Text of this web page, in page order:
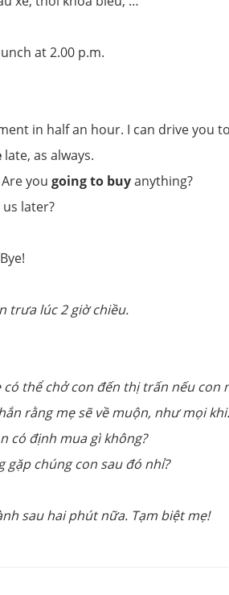
at 2.00 p.m.
in half an hour. I can drive you
late, as always.
you going to buyanything?
later?
trưa lúc 2 giờ chiều.
thể chở con đến thị trấn nếu con
rằng mẹ sẽ về muộn, như mọi khi.
có định mua gì không?
gặp chúng con sau đó nhỉ?
sau hai phút nữa. Tạm biệt mẹ!